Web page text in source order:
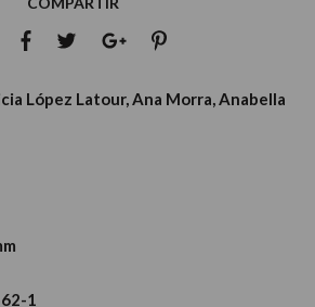
López Latour, Ana Morra, Anabella
1